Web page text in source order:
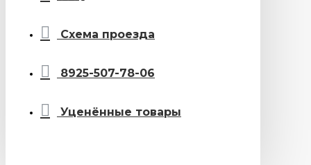
Схема проезда
8925-507-78-06
Уценённые товары